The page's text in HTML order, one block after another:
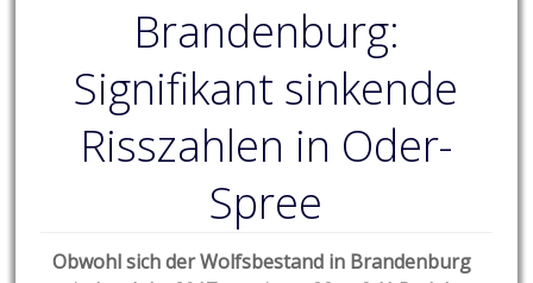
Brandenburg:
Signifikant sinkende
Risszahlen in Oder-
Spree
Obwohl sich der Wolfsbestand in Brandenburg